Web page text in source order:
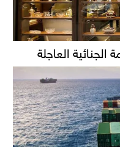
العاجلة